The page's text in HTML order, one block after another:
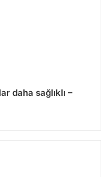
daha sağlıklı –